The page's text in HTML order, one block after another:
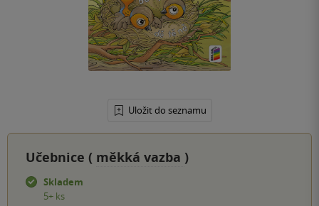
Uložit do seznamu
Učebnice ( měkká vazba )
Skladem
5+ ks